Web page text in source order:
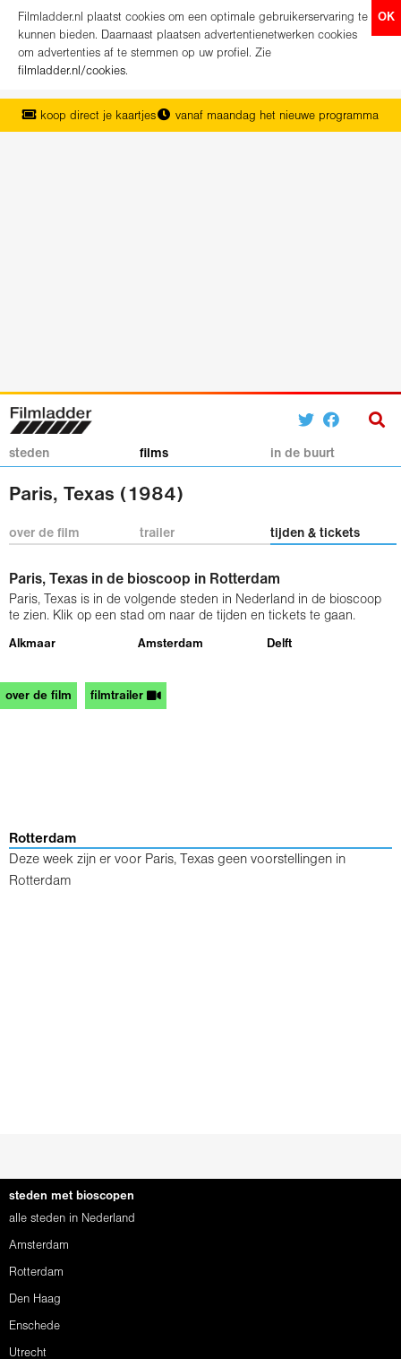
OK
Filmladder.nl plaatst cookies om een optimale gebruikerservaring te
kunnen bieden. Daarnaast plaatsen advertentienetwerken cookies
om advertenties af te stemmen op uw profiel. Zie
filmladder.nl/cookies.
koop direct je kaartjes
vanaf maandag het nieuwe programma
het complete overzicht van Nederland
steden films in de buurt
Paris, Texas (1984)
over de film trailer tijden & tickets
Paris, Texas in de bioscoop in Rotterdam
Paris, Texas is in de volgende steden in Nederland in de bioscoop
te zien. Klik op een stad om naar de tijden en tickets te gaan.
Alkmaar Amsterdam Delft
over de film filmtrailer
Rotterdam
Deze week zijn er voor Paris, Texas geen voorstellingen in
Rotterdam
steden met bioscopen
alle steden in Nederland
Amsterdam
Rotterdam
Den Haag
Enschede
Utrecht